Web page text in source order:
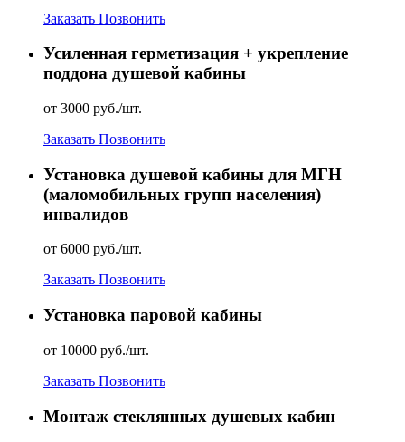
Заказать Позвонить
Усиленная герметизация + укрепление
поддона душевой кабины
от 3000 руб./шт.
Заказать Позвонить
Установка душевой кабины для МГН
(маломобильных групп населения)
инвалидов
от 6000 руб./шт.
Заказать Позвонить
Установка паровой кабины
от 10000 руб./шт.
Заказать Позвонить
Монтаж стеклянных душевых кабин